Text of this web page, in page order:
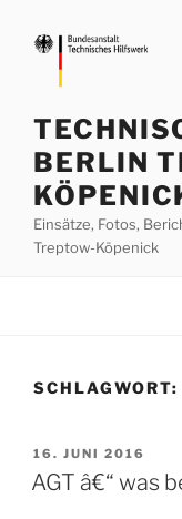
Inhalt
springen
BERLIN
Einsätze, Fotos,
Treptow-Köpenick
SCHLAGWORT:
VERÖFFENTLICHT
AM
16. JUNI 2016
AGT â€“ was